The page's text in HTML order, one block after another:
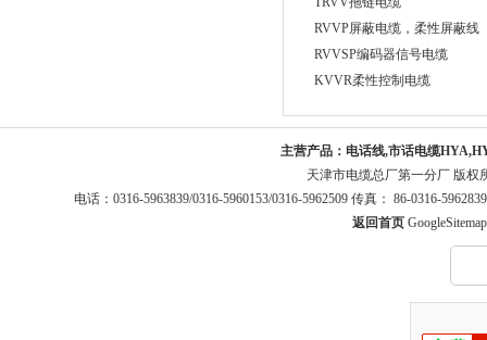
RVVP屏蔽电缆，柔性屏蔽线
RVVSP编码器信号电缆
KVVR柔性控制电缆
主营产品： 电话线,市话电缆
天津市电缆总厂第一分厂 版权
电话：0316-5963839/0316-5960153/0316-5962509 传真： 86-0316-
返回首页 GoogleSitemap